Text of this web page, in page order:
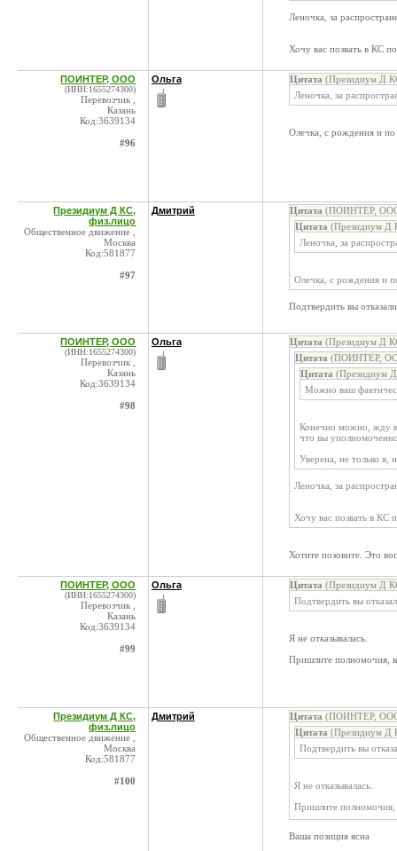
Леночка, за
Хочу вас позвать в КС
ПОИНТЕР, ООО
(ИНН:1655274300)
Перевозчик ,
Казань
Код:3639134
#96
Ольга Цитата (Президиум Д
Леночка, за
Олечка, с рождения и по
Президиум Д КС,
физ.лицо
Общественное движение ,
Москва
Код:581877
#97
Дмитрий Цитата (ПОИНТЕР, ООО
Цитата (Президиум Д
Леночка, за
Олечка, с рождения и
Подтвердить вы
ПОИНТЕР, ООО
(ИНН:1655274300)
Перевозчик ,
Казань
Код:3639134
#98
Ольга Цитата (Президиум Д
Цитата (ПОИНТЕР,
Цитата (Президиум
Можно ваш
Конечно можно, жду
что вы
Уверена, не только
Леночка, за
Хочу вас позвать в КС
Хотите позовите. Это
ПОИНТЕР, ООО
(ИНН:1655274300)
Перевозчик ,
Казань
Код:3639134
#99
Ольга Цитата (Президиум Д
Подтвердить вы
Я не отказывалась.
Пришлите полномочия,
Президиум Д КС,
физ.лицо
Общественное движение ,
Москва
Код:581877
#100
Дмитрий Цитата (ПОИНТЕР, ООО
Цитата (Президиум Д
Подтвердить вы
Я не отказывалась.
Пришлите полномочия,
Ваша позиция ясна